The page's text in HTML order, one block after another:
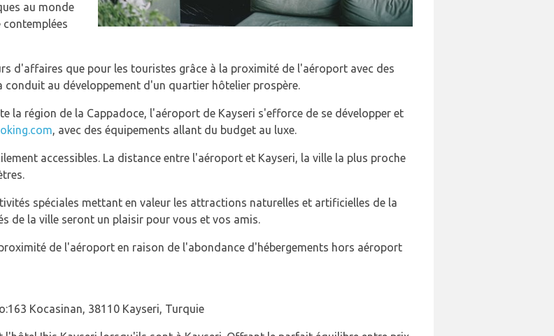
au monde
d'affaires que pour les touristes grâce à la proximité de l'aéroport avec des
au développement d'un quartier hôtelier prospère.
la région de la Cappadoce, l'aéroport de Kayseri s'efforce de se développer et
, avec des équipements allant du budget au luxe.
accessibles. La distance entre l'aéroport et Kayseri, la ville la plus proche
spéciales mettant en valeur les attractions naturelles et artificielles de la
de la ville seront un plaisir pour vous et vos amis.
de l'aéroport en raison de l'abondance d'hébergements hors aéroport
Kocasinan, 38110 Kayseri, Turquie